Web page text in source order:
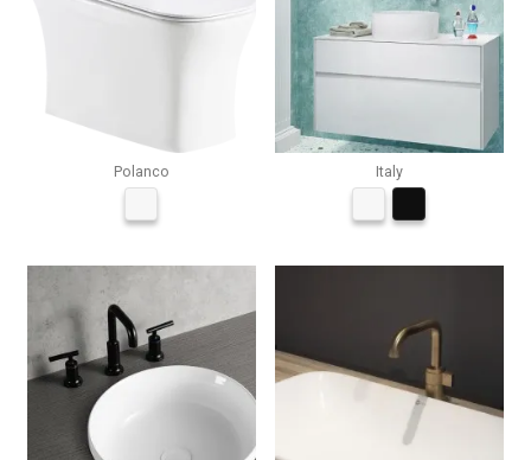
Polanco Italy